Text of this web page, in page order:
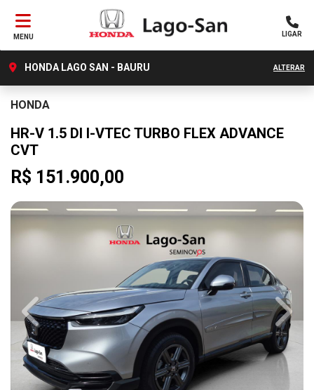
MENU LIGAR
HONDA LAGO SAN - BAURU ALTERAR
HONDA
HR-V 1.5 DI I-VTEC TURBO FLEX ADVANCE
CVT
R$ 151.900,00
Previous Next